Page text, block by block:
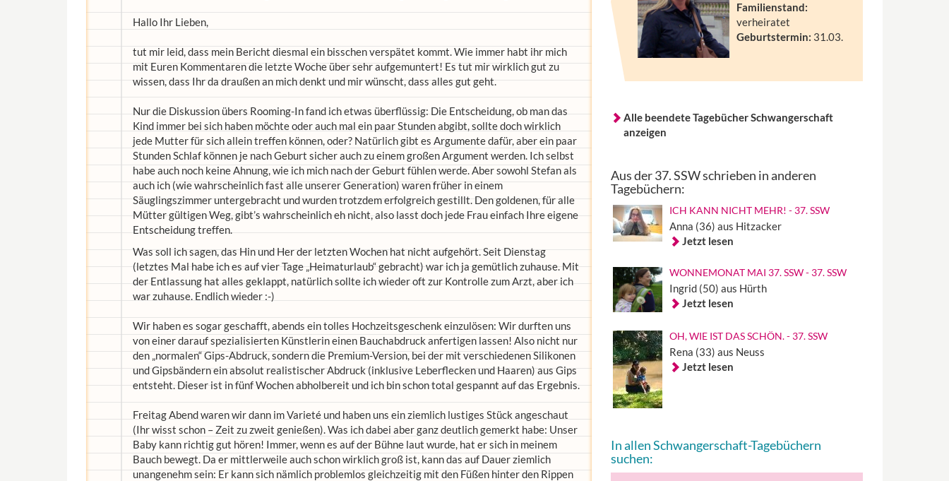
Hallo Ihr Lieben,
tut mir leid, dass mein Bericht diesmal ein bisschen verspätet kommt. Wie immer habt ihr mich
mit Euren Kommentaren die letzte Woche über sehr aufgemuntert! Es tut mir wirklich gut zu
wissen, dass Ihr da draußen an mich denkt und mir wünscht, dass alles gut geht.
Nur die Diskussion übers Rooming-In fand ich etwas überflüssig: Die Entscheidung, ob man das
Kind immer bei sich haben möchte oder auch mal ein paar Stunden abgibt, sollte doch wirklich
jede Mutter für sich allein treffen können, oder? Natürlich gibt es Argumente dafür, aber ein paar
Stunden Schlaf können je nach Geburt sicher auch zu einem großen Argument werden. Ich selbst
habe auch noch keine Ahnung, wie ich mich nach der Geburt fühlen werde. Aber sowohl Stefan als
auch ich (wie wahrscheinlich fast alle unserer Generation) waren früher in einem
Säuglingszimmer untergebracht und wurden trotzdem erfolgreich gestillt. Den goldenen, für alle
Mütter gültigen Weg, gibt’s wahrscheinlich eh nicht, also lasst doch jede Frau einfach Ihre eigene
Entscheidung treffen.
Was soll ich sagen, das Hin und Her der letzten Wochen hat nicht aufgehört. Seit Dienstag
(letztes Mal habe ich es auf vier Tage „Heimaturlaub“ gebracht) war ich ja gemütlich zuhause. Mit
der Entlassung hat alles geklappt, natürlich sollte ich wieder oft zur Kontrolle zum Arzt, aber ich
war zuhause. Endlich wieder :-)
Wir haben es sogar geschafft, abends ein tolles Hochzeitsgeschenk einzulösen: Wir durften uns
von einer darauf spezialisierten Künstlerin einen Bauchabdruck anfertigen lassen! Also nicht nur
den „normalen“ Gips-Abdruck, sondern die Premium-Version, bei der mit verschiedenen Silikonen
und Gipsbändern ein absolut realistischer Abdruck (inklusive Leberflecken und Haaren) aus Gips
entsteht. Dieser ist in fünf Wochen abholbereit und ich bin schon total gespannt auf das Ergebnis.
Freitag Abend waren wir dann im Varieté und haben uns ein ziemlich lustiges Stück angeschaut
(Ihr wisst schon – Zeit zu zweit genießen). Was ich dabei aber ganz deutlich gemerkt habe: Unser
Baby kann richtig gut hören! Immer, wenn es auf der Bühne laut wurde, hat er sich in meinem
Bauch bewegt. Da er mittlerweile auch schon wirklich groß ist, kann das auf Dauer ziemlich
unangenehm sein: Er kann sich nämlich problemlos gleichzeitig mit den Füßen hinter den Rippen
Familienstand:
verheiratet
Geburtstermin: 31.03.
Alle beendete Tagebücher Schwangerschaft
anzeigen
Aus der 37. SSW schrieben in anderen
Tagebüchern:
ICH KANN NICHT MEHR! - 37. SSW
Anna (36) aus Hitzacker
Jetzt lesen
WONNEMONAT MAI 37. SSW - 37. SSW
Ingrid (50) aus Hürth
Jetzt lesen
OH, WIE IST DAS SCHÖN. - 37. SSW
Rena (33) aus Neuss
Jetzt lesen
In allen Schwangerschaft-Tagebüchern
suchen: